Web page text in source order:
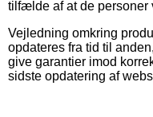
tilfælde af at de personer
Vejledning omkring
opdateres fra tid til
give garantier imod
sidste opdatering af